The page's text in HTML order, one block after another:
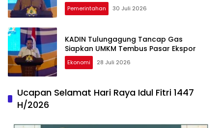
Pemerintahan 30 Juli 2026
KADIN Tulungagung Tancap Gas
Siapkan UMKM Tembus Pasar Ekspor
Ekonomi 28 Juli 2026
Ucapan Selamat Hari Raya Idul Fitri 1447
H/2026